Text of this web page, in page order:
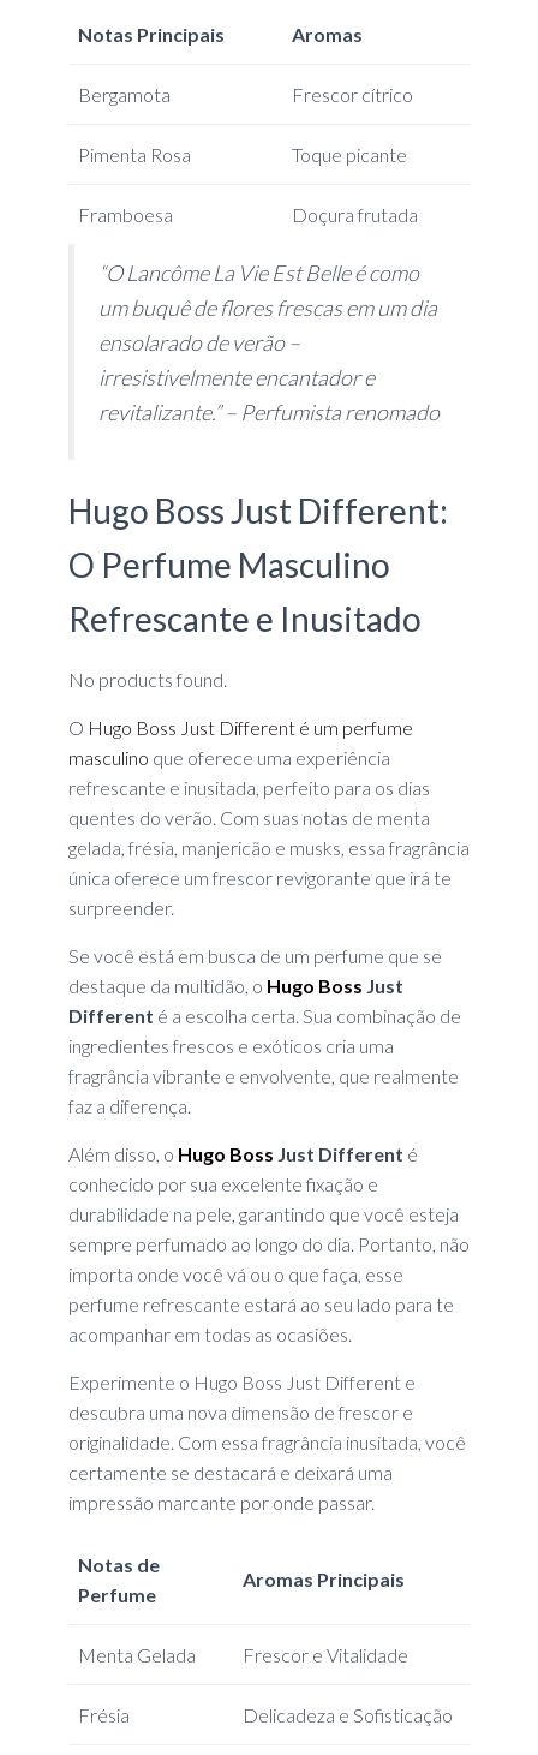
Notas Principais Aromas
Bergamota Frescor cítrico
Pimenta Rosa Toque picante
Framboesa Doçura frutada
“O Lancôme La Vie Est Belle é como
um buquê de flores frescas em um dia
ensolarado de verão –
irresistivelmente encantador e
revitalizante.” – Perfumista renomado
Hugo Boss Just Different:
O Perfume Masculino
Refrescante e Inusitado
No products found.
O Hugo Boss Just Different é um perfume
masculino que oferece uma experiência
refrescante e inusitada, perfeito para os dias
quentes do verão. Com suas notas de menta
gelada, frésia, manjericão e musks, essa fragrância
única oferece um frescor revigorante que irá te
surpreender.
Se você está em busca de um perfume que se
destaque da multidão, o Hugo Boss Just
Different é a escolha certa. Sua combinação de
ingredientes frescos e exóticos cria uma
fragrância vibrante e envolvente, que realmente
faz a diferença.
Além disso, o Hugo Boss Just Different é
conhecido por sua excelente fixação e
durabilidade na pele, garantindo que você esteja
sempre perfumado ao longo do dia. Portanto, não
importa onde você vá ou o que faça, esse
perfume refrescante estará ao seu lado para te
acompanhar em todas as ocasiões.
Experimente o Hugo Boss Just Different e
descubra uma nova dimensão de frescor e
originalidade. Com essa fragrância inusitada, você
certamente se destacará e deixará uma
impressão marcante por onde passar.
Notas de
Perfume
Aromas Principais
Menta Gelada Frescor e Vitalidade
Frésia Delicadeza e Sofisticação